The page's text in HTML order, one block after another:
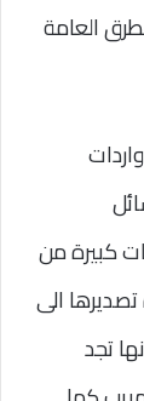
العامة
كبيرة من
الى
تجد